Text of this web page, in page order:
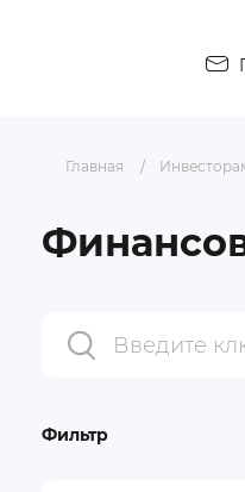
Главная
Фильтр